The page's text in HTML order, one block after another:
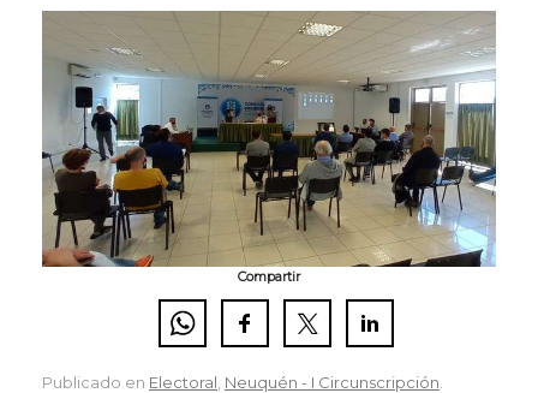
Compartir
Publicado en Electoral Neuquén - I Circunscripción